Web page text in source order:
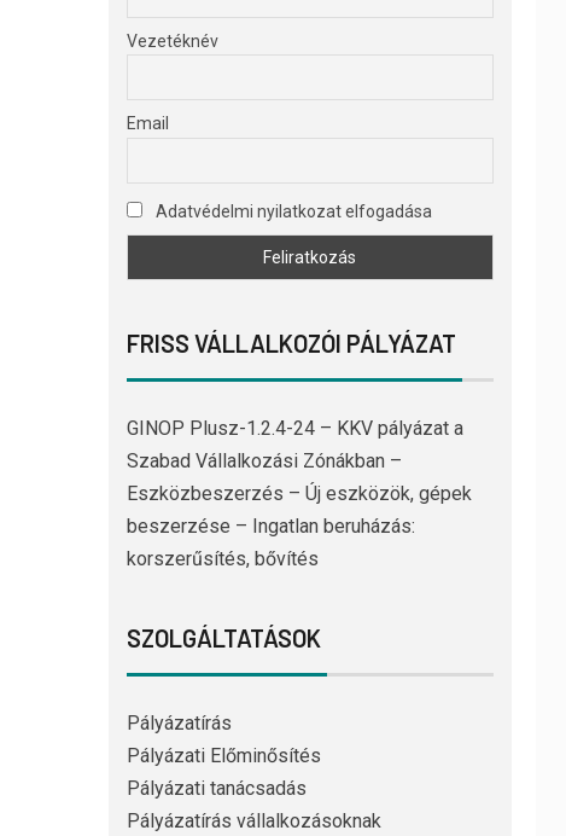
Vezetéknév
Email
Adatvédelmi nyilatkozat elfogadása
FRISS VÁLLALKOZÓI PÁLYÁZAT
GINOP Plusz-1.2.4-24 – KKV pályázat a
Szabad Vállalkozási Zónákban –
Eszközbeszerzés – Új eszközök, gépek
beszerzése – Ingatlan beruházás:
korszerűsítés, bővítés
SZOLGÁLTATÁSOK
Pályázatírás
Pályázati Előminősítés
Pályázati tanácsadás
Pályázatírás vállalkozásoknak